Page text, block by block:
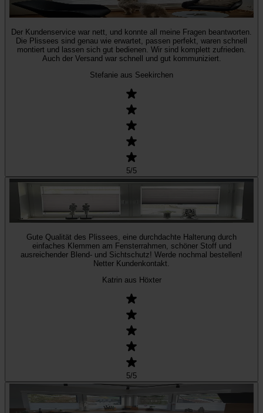
Der Kundenservice war nett, und konnte all meine Fragen beantworten.
Die Plissees sind genau wie erwartet, passen perfekt, waren schnell
montiert und lassen sich gut bedienen. Wir sind komplett zufrieden.
Auch der Versand war schnell und gut kommuniziert.
Stefanie aus Seekirchen
5/5
Gute Qualität des Plissees, eine durchdachte Halterung durch
einfaches Klemmen am Fensterrahmen, schöner Stoff und
ausreichender Blend- und Sichtschutz! Werde nochmal bestellen!
Netter Kundenkontakt.
Katrin aus Höxter
5/5